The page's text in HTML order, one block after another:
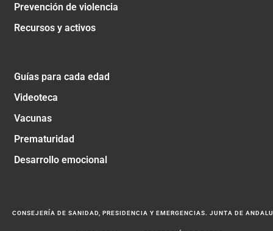
Prevención de violencia
Recursos y activos
Guías para cada edad
Videoteca
Vacunas
Prematuridad
Desarrollo emocional
CONSEJERÍA DE SANIDAD, PRESIDENCIA Y EMERGENCIAS. JUNTA DE